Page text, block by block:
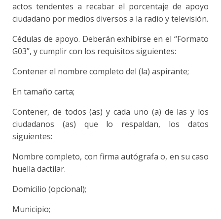
actos tendentes a recabar el porcentaje de apoyo
ciudadano por medios diversos a la radio y televisión.
Cédulas de apoyo. Deberán exhibirse en el “Formato
G03”, y cumplir con los requisitos siguientes:
Contener el nombre completo del (la) aspirante;
En tamaño carta;
Contener, de todos (as) y cada uno (a) de las y los
ciudadanos (as) que lo respaldan, los datos
siguientes:
Nombre completo, con firma autógrafa o, en su caso
huella dactilar.
Domicilio (opcional);
Municipio;